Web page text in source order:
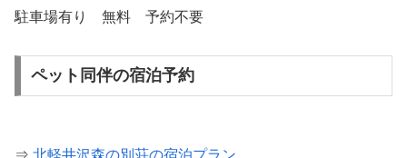
駐車場有り 無料 予約不要
ペット同伴の宿泊予約
⇒ 北軽井沢森の別荘の宿泊プラン